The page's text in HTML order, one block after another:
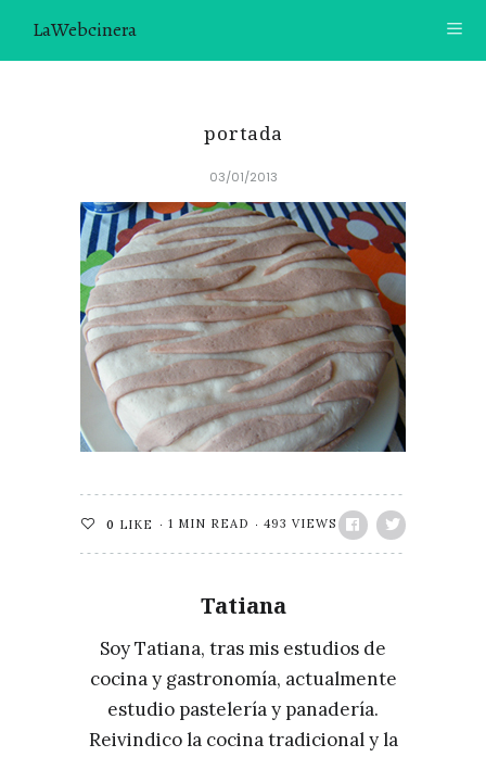
LaWebcinera
CONTACTO
SOBRE MÍ
¿TE GUSTARÍA UNIRTE A NUESTRA AVENTURA GASTRON
ÓMICA?
ÚNETE A LA NEWSLETTER
RECOMENDACIONES
portada
03/01/2013
0 LIKE 1 MIN READ 493 VIEWS
Tatiana
Soy Tatiana, tras mis estudios de
cocina y gastronomía, actualmente
estudio pastelería y panadería.
Reivindico la cocina tradicional y la